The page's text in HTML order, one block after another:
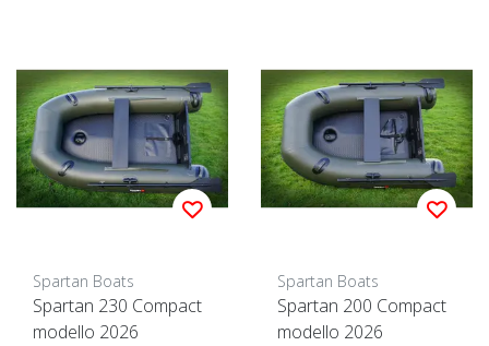
Spartan Boats
Spartan 230 Compact
modello 2026
Spartan Boats
Spartan 200 Compact
modello 2026